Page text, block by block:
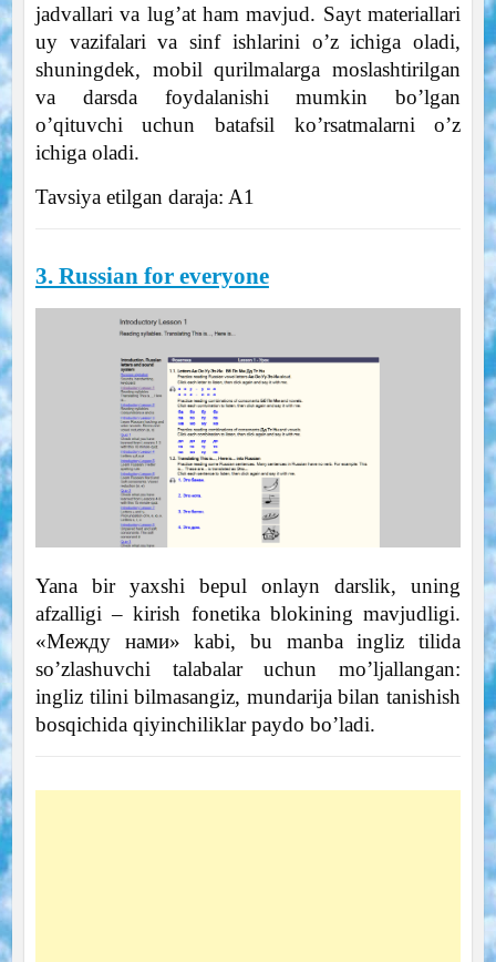
jadvallari va lug’at ham mavjud. Sayt materiallari
uy vazifalari va sinf ishlarini o’z ichiga oladi,
shuningdek, mobil qurilmalarga moslashtirilgan
va darsda foydalanishi mumkin bo’lgan
o’qituvchi uchun batafsil ko’rsatmalarni o’z
ichiga oladi.
Tavsiya etilgan daraja: A1
3. Russian for everyone
Yana bir yaxshi bepul onlayn darslik, uning
afzalligi – kirish fonetika blokining mavjudligi.
«Между нами» kabi, bu manba ingliz tilida
so’zlashuvchi talabalar uchun mo’ljallangan:
ingliz tilini bilmasangiz, mundarija bilan tanishish
bosqichida qiyinchiliklar paydo bo’ladi.